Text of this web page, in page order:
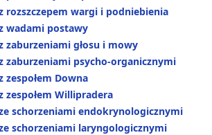
rozszczepem wargi i podniebienia
wadami postawy
zaburzeniami głosu i mowy
zaburzeniami psycho-organicznymi
zespołem Downa
zespołem Willipradera
schorzeniami endokrynologicznymi
schorzeniami laryngologicznymi